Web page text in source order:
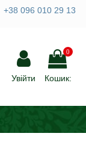
+38 096 010 29 13
Увійти
0
Кошик: